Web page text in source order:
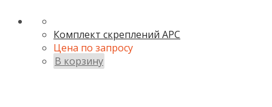
Комплект скреплений АРС
Цена по запросу
В корзину